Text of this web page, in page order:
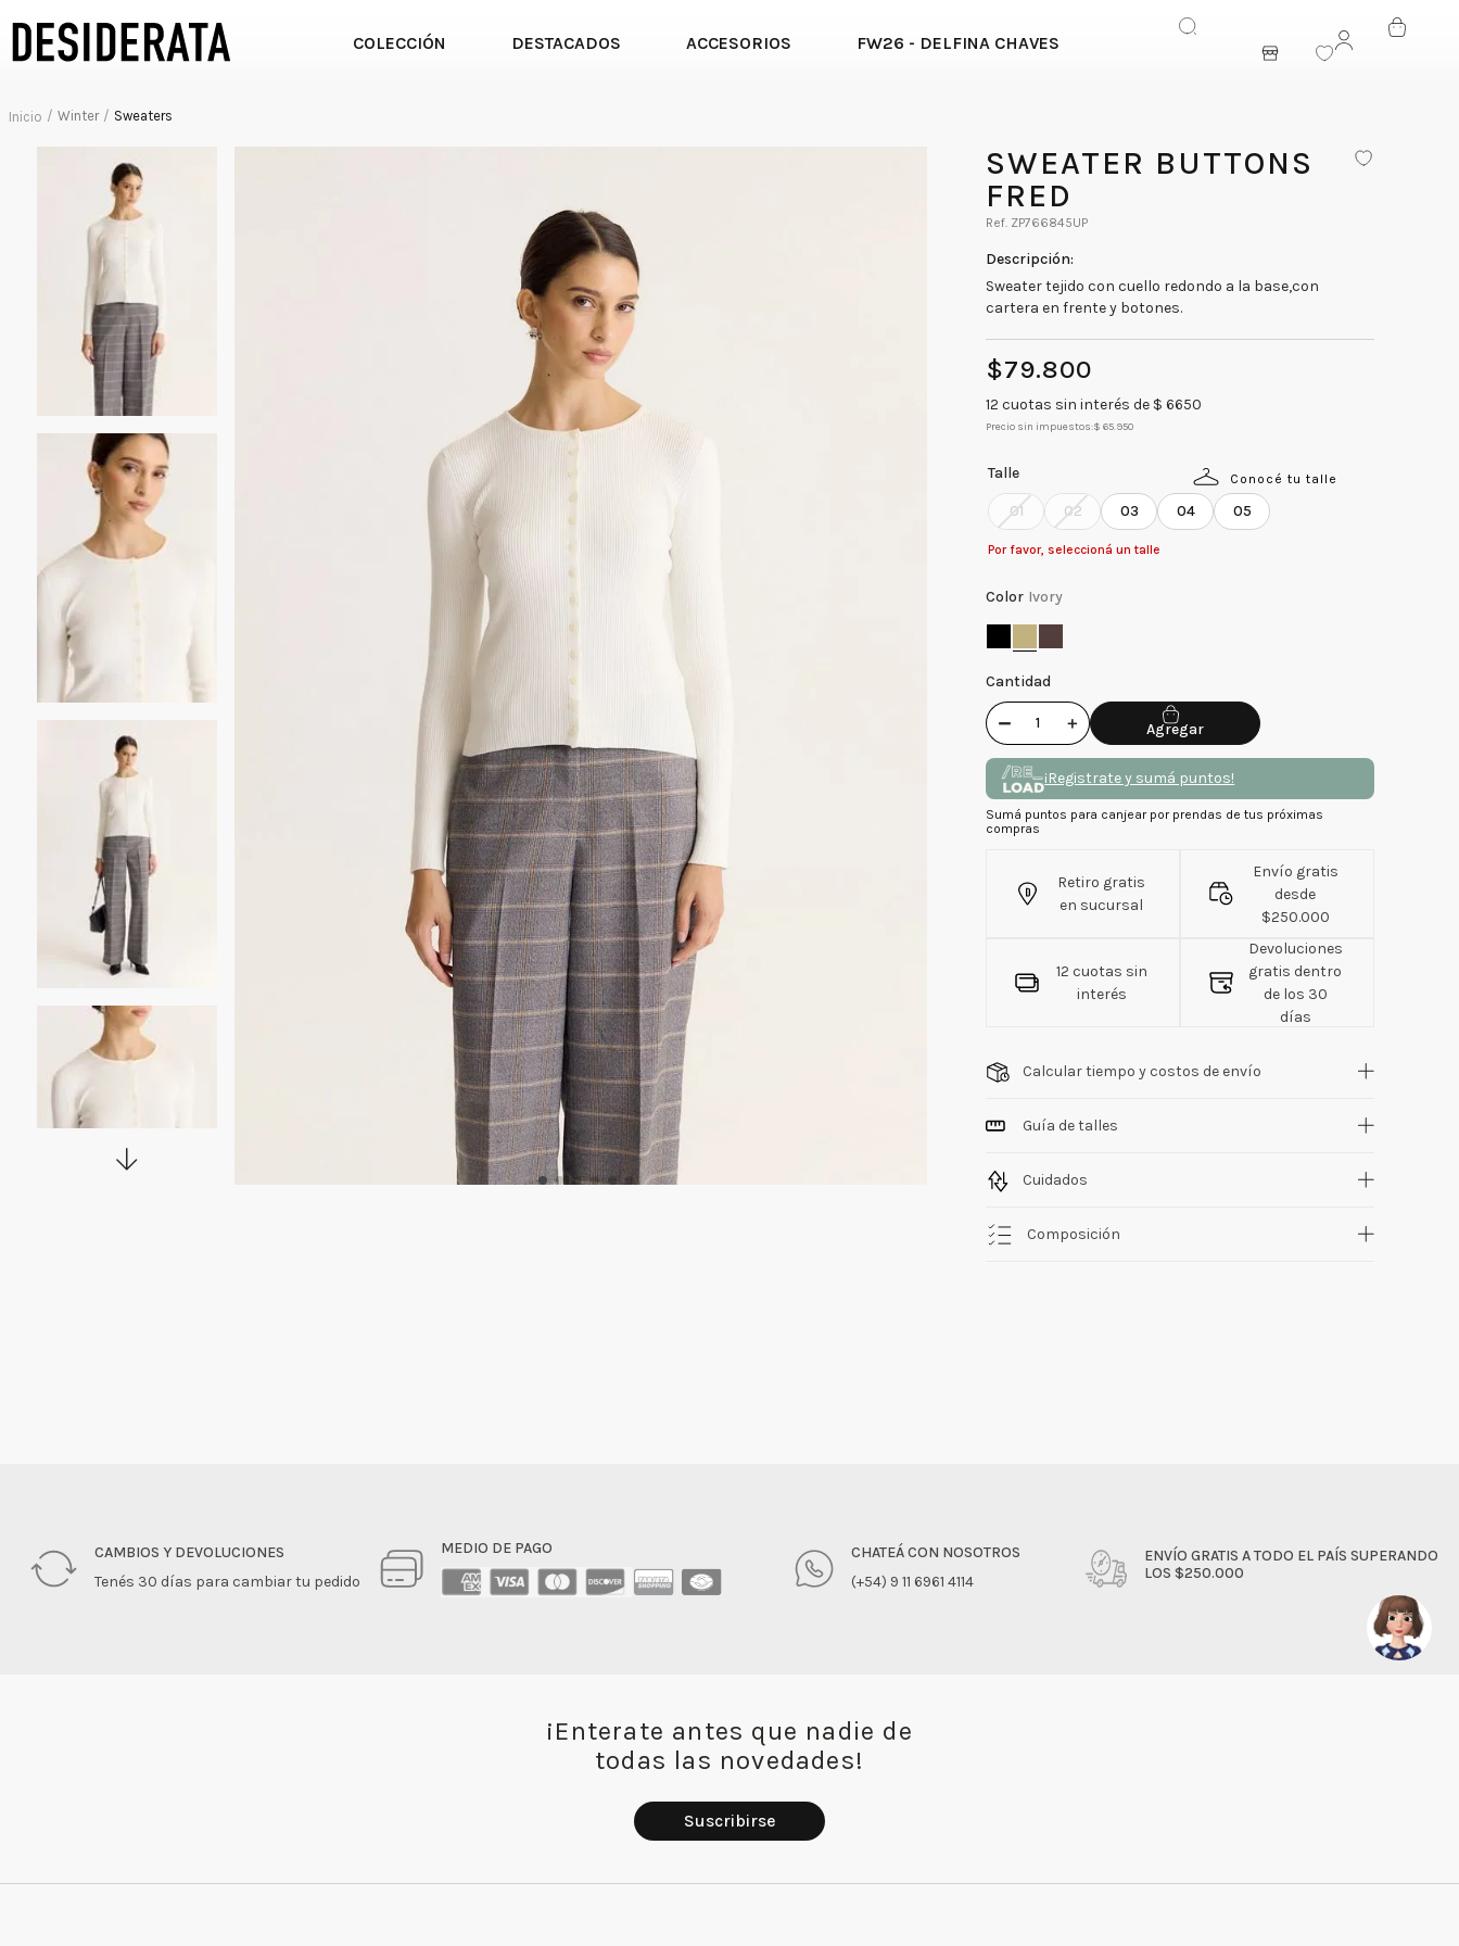
COLECCIÓN DESTACADOS ACCESORIOS FW26 - DELFINA CHAVES ENTRAR
Winter Sweaters
SWEATER BUTTONS
FRED
ZP766845UP
Sweater tejido con cuello redondo a la base,con
cartera en frente y botones.
$79.800
12 cuotas sin interés de $ 6650
Precio sin impuestos:$ 65.950
Conocé tu talle
Talle
01 02 03 04 05
Por favor, seleccioná un talle
Color Ivory
Cantidad
＋
－
¡Registrate y sumá puntos!
Sumá puntos para canjear por prendas de tus próximas
compras
Retiro gratis
en sucursal
Envío gratis
desde
$250.000
12 cuotas sin
interés
Devoluciones
gratis dentro
de los 30
días
Calcular tiempo y costos de envío
Guía de talles
Cuidados
Composición
CAMBIOS Y DEVOLUCIONES
Tenés 30 días para cambiar tu pedido
MEDIO DE PAGO
CHATEÁ CON NOSOTROS
(+54) 9 11 6961 4114
ENVÍO GRATIS A TODO EL PAÍS SUPERANDO
LOS $250.000
¡Enterate antes que nadie de
todas las novedades!
Suscribirse